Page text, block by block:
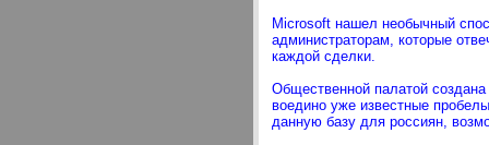
Microsoft нашел необычный
администраторам, которые
каждой сделки.
Общественной палатой
воедино уже известные
данную базу для россиян,